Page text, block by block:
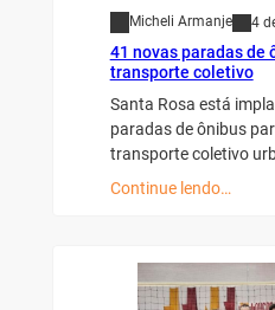
Micheli Armanje 4
41 novas paradas de
transporte coletivo
Santa Rosa está
paradas de ônibus
transporte coletivo
Continue lendo…